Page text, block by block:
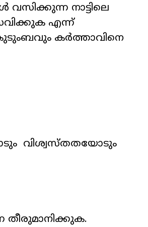
നാട്ടിലെ
എന്ന്‌
കര്‍ത്താവിനെ
വിശ്വസ്തതയോടും